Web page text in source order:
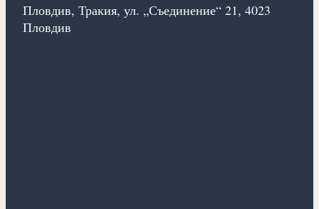
Пловдив, Тракия, ул. „Съединение“ 21, 4023
Пловдив